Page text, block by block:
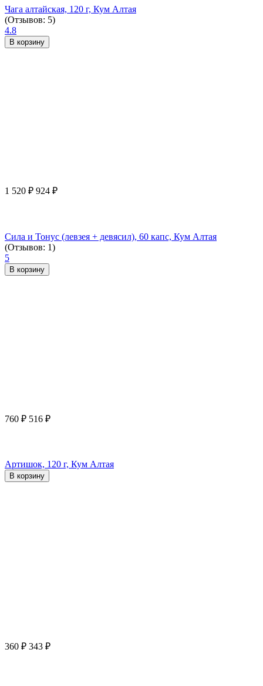
Чага алтайская, 120 г, Кум Алтая
(Отзывов: 5)
4.8
В корзину
1 520 ₽ 924 ₽
Сила и Тонус (левзея + девясил), 60 капс, Кум Алтая
(Отзывов: 1)
5
В корзину
760 ₽ 516 ₽
Артишок, 120 г, Кум Алтая
В корзину
360 ₽ 343 ₽